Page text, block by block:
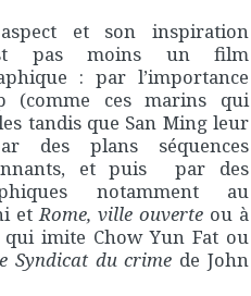
et son inspiration
pas moins un film
: par l’importance
(comme ces marins qui
tandis que San Ming leur
des plans séquences
et puis par des
notamment au
etRome, ville ouverte ou à
imite Chow Yun Fat ou
Syndicat du crime de John